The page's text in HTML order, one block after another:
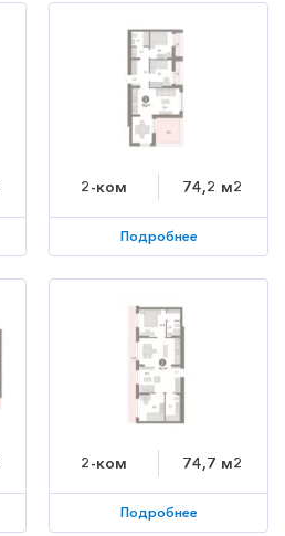
2-ком 74,2 м2
Подробнее
2-ком 74,7 м2
Подробнее